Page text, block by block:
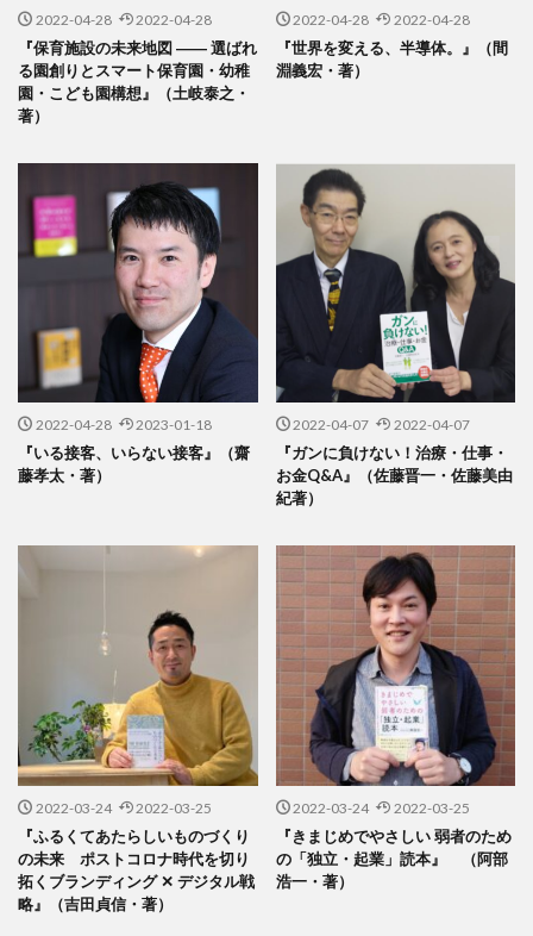
2022-04-28 2022-04-28
『保育施設の未来地図 ―― 選ばれ
る園創りとスマート保育園・幼稚
園・こども園構想』（土岐泰之・
著）
2022-04-28 2022-04-28
『世界を変える、半導体。』（間
淵義宏・著）
2022-04-28 2023-01-18
『いる接客、いらない接客』（齋
藤孝太・著）
2022-04-07 2022-04-07
『ガンに負けない！治療・仕事・
お金Q&A』（佐藤晋一・佐藤美由
紀著）
2022-03-24 2022-03-25
『ふるくてあたらしいものづくり
の未来 ポストコロナ時代を切り
拓くブランディング ✕ デジタル戦
略』（吉田貞信・著）
2022-03-24 2022-03-25
『きまじめでやさしい 弱者のため
の「独立・起業」読本』 （阿部
浩一・著）